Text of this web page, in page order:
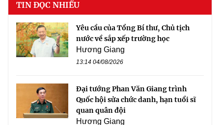
TIN ĐỌC NHIỀU
Yêu cầu của Tổng Bí thư, Chủ tịch
nước về sắp xếp trường học
Hương Giang
13:14 04/08/2026
Đại tướng Phan Văn Giang trình
Quốc hội sửa chức danh, hạn tuổi sĩ
quan quân đội
Hương Giang